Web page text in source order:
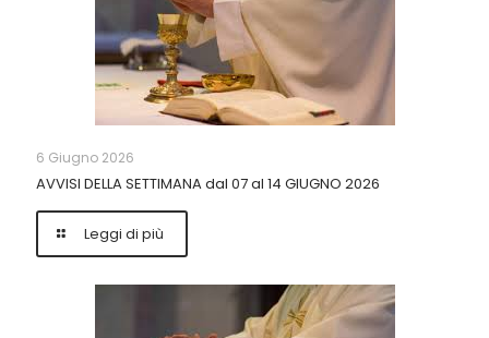
6 Giugno 2026
AVVISI DELLA SETTIMANA dal 07 al 14 GIUGNO 2026
Leggi di più